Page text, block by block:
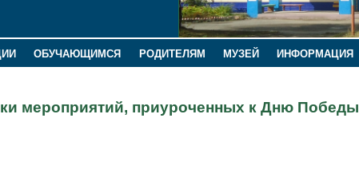
ОБУЧАЮЩИМСЯ РОДИТЕЛЯМ МУЗЕЙ ИНФОРМАЦИЯ
мероприятий, приуроченных к Дню Победы